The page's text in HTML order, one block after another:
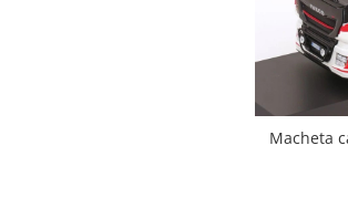
Macheta